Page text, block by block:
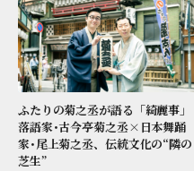
ふたりの菊之丞が語る「綺麗事」
落語家･古今亭菊之丞×日本舞踊
家･尾上菊之丞、伝統文化の“隣の
芝生”